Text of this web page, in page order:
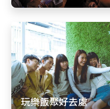
玩樂飯聚好去處